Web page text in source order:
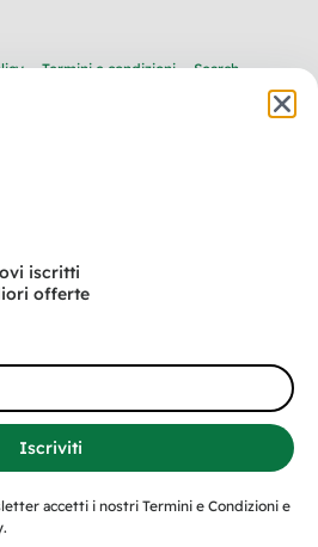
Termini e condizioni Search
iscritti
offerte
Iscriviti
accetti i nostri Termini e Condizioni e